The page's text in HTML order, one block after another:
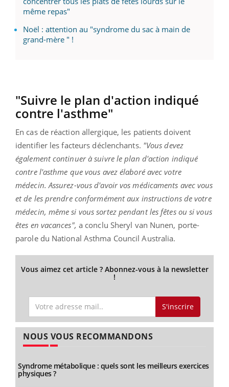
même repas"
Noël : attention au "syndrome du sac à main de
grand-mère " !
"Suivre le plan d'action indiqué
contre l'asthme"
En cas de réaction allergique, les patients doivent
identifier les facteurs déclenchants. "Vous devez
également continuer à suivre le plan d'action indiqué
contre l'asthme que vous avez élaboré avec votre
médecin. Assurez-vous d'avoir vos médicaments avec vous
et de les prendre conformément aux instructions de votre
médecin, même si vous sortez pendant les fêtes ou si vous
êtes en vacances", a conclu Sheryl van Nunen, porte-
parole du National Asthma Council Australia.
Vous aimez cet article ? Abonnez-vous à la newsletter
!
S'inscrire
NOUS VOUS RECOMMANDONS
Syndrome métabolique : quels sont les meilleurs exercices
physiques ?